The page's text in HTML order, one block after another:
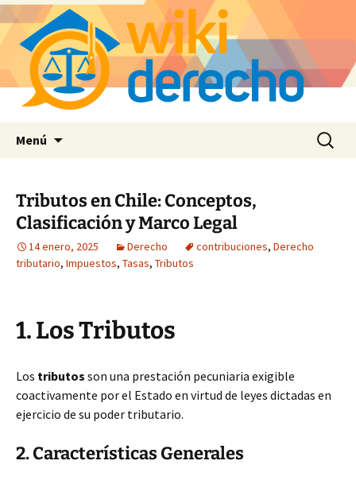
Menú Buscar:
Tributos en Chile: Conceptos,
Clasificación y Marco Legal
14 enero, 2025 Derecho contribuciones, Derecho
tributario, Impuestos, Tasas, Tributos
1. Los Tributos
Los tributos son una prestación pecuniaria exigible
coactivamente por el Estado en virtud de leyes dictadas en
ejercicio de su poder tributario.
2. Características Generales